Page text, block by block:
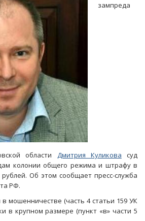
зампреда
области Дмитрия Куликова суд
колонии общего режима и штрафу в
Об этом сообщает пресс-служба
РФ.
мошенничестве (часть 4 статьи 159 УК
в крупном размере (пункт «в» части 5